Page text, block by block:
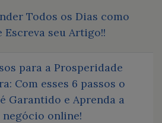
Todos os Dias como
Escreva seu Artigo!!
para a Prosperidade
Com esses 6 passos o
Garantido e Aprenda a
online!